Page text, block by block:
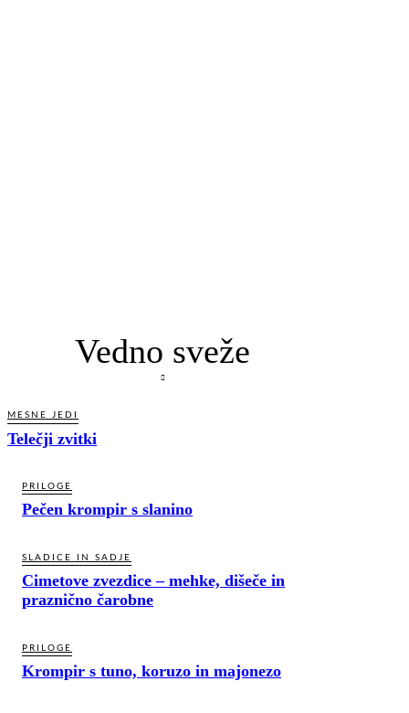
Vedno sveže
MESNE JEDI
Telečji zvitki
PRILOGE
Pečen krompir s slanino
SLADICE IN SADJE
Cimetove zvezdice – mehke, dišeče in
praznično čarobne
PRILOGE
Krompir s tuno, koruzo in majonezo